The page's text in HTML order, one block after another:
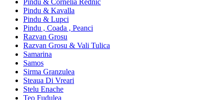
Pindu & Cornelia Rednic
Pindu & Kavalla
Pindu & Lupci
Pindu , Coada , Peanci
Razvan Grosu
Razvan Grosu & Vali Tulica
Samarina
Samos
Sirma Granzulea
Steaua Di Vreari
Stelu Enache
Teo Fudulea